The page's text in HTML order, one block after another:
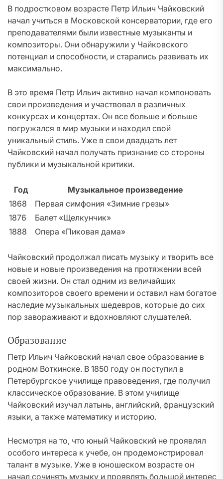
В подростковом возрасте Петр Ильич Чайковский
начал учиться в Московской консерватории, где его
преподавателями были известные музыканты и
композиторы. Они обнаружили у Чайковского
потенциал и способности, и старались развивать их
максимально.
В это время Петр Ильич активно начал компоновать
свои произведения и участвовал в различных
конкурсах и концертах. Он все больше и больше
погружался в мир музыки и находил свой
уникальный стиль. Уже в свои двадцать лет
Чайковский начал получать признание со стороны
публики и музыкальной критики.
Год
Музыкальное произведение
1868
Первая симфония «Зимние грезы»
1876
Балет «Щелкунчик»
1888
Опера «Пиковая дама»
Чайковский продолжал писать музыку и творить все
новые и новые произведения на протяжении всей
своей жизни. Он стал одним из величайших
композиторов своего времени и оставил нам богатое
наследие музыкальных шедевров, которые до сих
пор завораживают и вдохновляют слушателей.
Образование
Петр Ильич Чайковский начал свое образование в
родном Воткинске. В 1850 году он поступил в
Петербургское училище правоведения, где получил
классическое образование. В этом училище
Чайковский изучал латынь, английский, французский
языки, а также математику и историю.
Несмотря на то, что юный Чайковский не проявлял
особого интереса к учебе, он продемонстрировал
талант в музыке. Уже в юношеском возрасте он
начал сочинять музыку и проявлять большой интерес